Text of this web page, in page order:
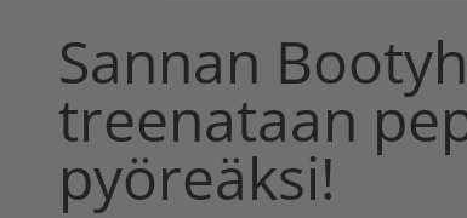
Sannan
treenataan
pyöreäksi!